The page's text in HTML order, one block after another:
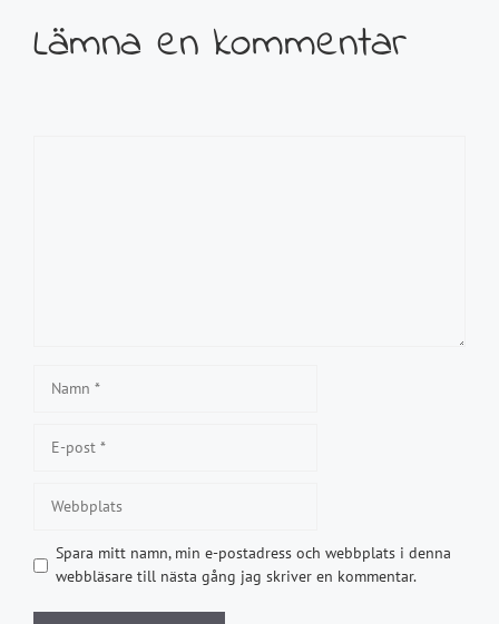
Lämna en kommentar
post
Spara mitt namn, min e-postadress och webbplats i denna
webbläsare till nästa gång jag skriver en kommentar.